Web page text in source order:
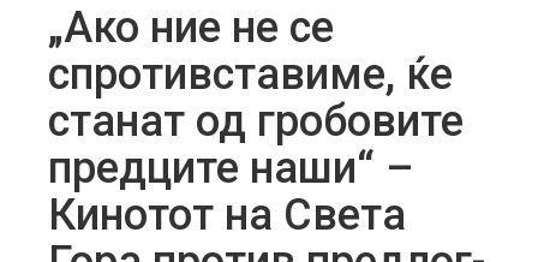
„Ако ние не се
спротивставиме, ќе
станат од гробовите
предците наши“ –
Кинотот на Света